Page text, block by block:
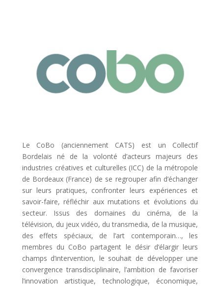
Le CoBo (anciennement CATS) est un Collectif
Bordelais né de la volonté d’acteurs majeurs des
industries créatives et culturelles (ICC) de la métropole
de Bordeaux (France) de se regrouper afin d’échanger
sur leurs pratiques, confronter leurs expériences et
savoir-faire, réfléchir aux mutations et évolutions du
secteur. Issus des domaines du cinéma, de la
télévision, du jeux vidéo, du transmedia, de la musique,
des effets spéciaux, de l’art contemporain…, les
membres du CoBo partagent le désir d’élargir leurs
champs d’intervention, le souhait de développer une
convergence transdisciplinaire, l’ambition de favoriser
l’innovation artistique, technologique, économique,